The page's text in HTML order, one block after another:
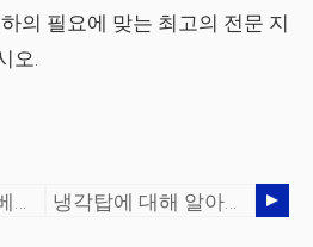
의 필요에 맞는 최고의 전문 지
오.
화력 발전소의 컨베이어 유형 냉각탑에 대해 알아야 할 사항